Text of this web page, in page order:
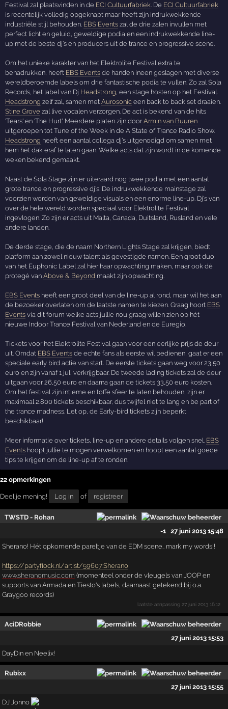
Festival zal plaatsvinden in de ECI Cultuurfabriek . De ECI Cultuurfabriek
is recentelijk volledig opgeknapt maar heeft zijn indrukwekkende
industriële stijl behouden. EBS Events zal de drie zalen invullen met
perfect licht en geluid, geweldige podia en een indrukwekkende line-
up met de beste dj's en producers uit de trance en progressive scene.
Om het unieke karakter van het Elektrolite Festival extra te
benadrukken, heeft EBS Events de handen ineen geslagen met diverse
wereldberoemde labels om drie fantastische podia te vullen. Zo zal Sola
Records, het label van Dj Headstrong , een stage hosten op het Festival.
Headstrong zelf zal, samen metAurosonic een back to back set draaien.
Stine Grove zal live vocalen verzorgen. De act is bekend van de hits
'Tears' en 'The Hurt'. Meerdere platen zijn doorArmin van Buuren
uitgeroepen tot Tune of the Week in de A State of Trance Radio Show.
Headstrong heeft een aantal collega dj's uitgenodigd om samen met
hem het dak eraf te laten gaan. Welke acts dat zijn wordt in de komende
weken bekend gemaakt.
Naast de Sola Stage zijn er uiteraard nog twee podia met een aantal
grote trance en progressive dj's. De indrukwekkende mainstage zal
voorzien worden van geweldige visuals en een enorme line-up. Dj's van
over de hele wereld worden speciaal voor Elektrolite Festival
ingevlogen. Zo zijn er acts uit Malta, Canada, Duitsland, Rusland en vele
andere landen.
De derde stage, die de naam Northern Lights Stage zal krijgen, biedt
platform aan zowel nieuw talent als gevestigde namen. Een groot duo
van het Euphonic Label zal hier haar opwachting maken, maar ook dé
protegé vanAbove & Beyond maakt zijn opwachting.
EBS Events heeft een groot deel van de line-up al rond, maar wil het aan
de bezoeker overlaten om de laatste namen te kiezen. Graag hoort EBS
Events via dit forum welke acts jullie nou graag willen zien op hét
nieuwe Indoor Trance Festival van Nederland en de Euregio.
Tickets voor het Elektrolite Festival gaan voor een eerlijke prijs de deur
uit. Omdat EBS Events de echte fans als eerste wil bedienen, gaat er een
speciale early bird actie van start. De eerste tickets gaan weg voor 23,50
euro en zijn vanaf 1 juli verkrijgbaar. De tweede lading tickets zal de deur
uitgaan voor 26,50 euro en daarna gaan de tickets 33,50 euro kosten.
Om het festival zijn intieme en toffe sfeer te laten behouden, zijn er
maximaal 2.800 tickets beschikbaar, dus twijfel niet te lang en be part of
the trance madness. Let op, de Early-bird tickets zijn beperkt
beschikbaar!
Meer informatie over tickets, line-up en andere details volgen snel. EBS
Events hoopt jullie te mogen verwelkomen en hoopt een aantal goede
tips te krijgen om de line-up af te ronden.
22 opmerkingen
Deel je mening! Log in of registreer
TWSTD - Rohan
-1
27 juni 2013 15:48
Sherano! Hét opkomende pareltje van de EDM scene.. mark my words!!
https://partyflock.nl/artist/59607:Sherano
www.sheranomusic.com (momenteel onder de vleugels van JOOP en
supports van Armada en Tíesto's labels, daarnaast getekend bij o.a.
Graygoo records)
laatste aanpassing 27 juni 2013 16:12
AciDRobbie
27 juni 2013 15:53
DayDin en Neelix!
Rubixx
27 juni 2013 15:55
DJ Jonno